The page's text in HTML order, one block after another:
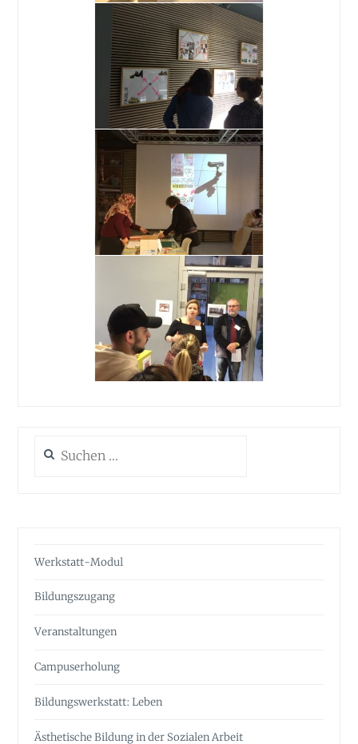
nach:
Werkstatt-Modul
Bildungszugang
Veranstaltungen
Campuserholung
Bildungswerkstatt: Leben
Ästhetische Bildung in der Sozialen Arbeit